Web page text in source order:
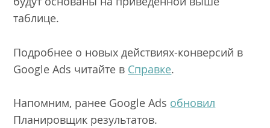
таблице.
Подробнее о новых действиях-конверсий в
Google Ads читайте в Справке.
Напомним, ранее Google Ads обновил
Планировщик результатов.